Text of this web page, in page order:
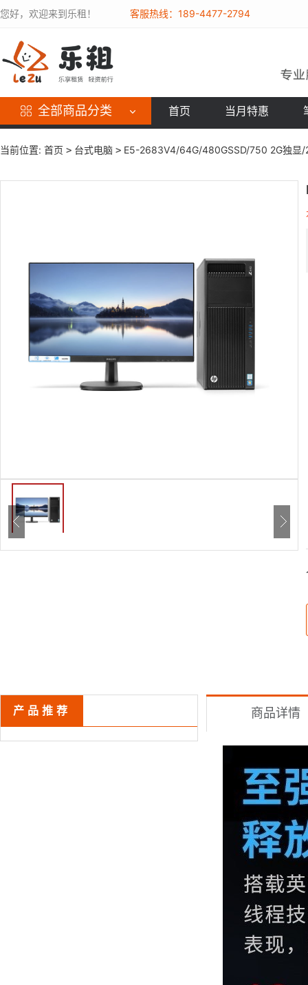
您好，欢迎来到乐租！ 客服热线：189-4477-2794
全部商品分类 首页 当月特惠
当前位置: 首页 > 台式电脑 > E5-2683V4/64G/480GSSD/750 2G独显/
产品推荐 商品详情